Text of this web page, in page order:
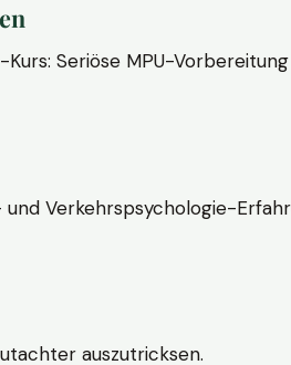
Kurs: Seriöse MPU-
Verkehrspsychologie-
auszutricksen.